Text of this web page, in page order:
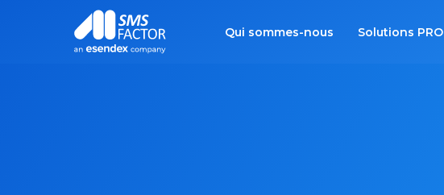
Qui sommes-nous Solutions PRO